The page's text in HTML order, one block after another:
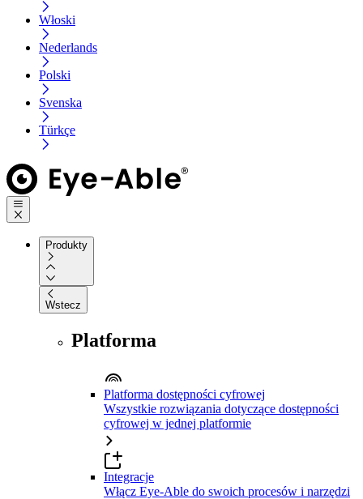
Włoski
Nederlands
Polski
Svenska
Türkçe
Produkty
Wstecz
Platforma
Platforma dostępności cyfrowej
Wszystkie rozwiązania dotyczące dostępności
cyfrowej w jednej platformie
Integracje
Włącz Eye-Able do swoich procesów i narzędzi